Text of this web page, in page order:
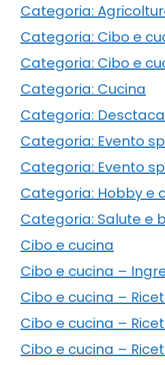
Categoria:
Categoria: Cibo e
Categoria: Cibo e
Categoria: Cucina
Categoria:
Categoria: Evento
Categoria: Evento
Categoria: Hobby e
Categoria: Salute e
Cibo e cucina
Cibo e cucina –
Cibo e cucina –
Cibo e cucina –
Cibo e cucina –